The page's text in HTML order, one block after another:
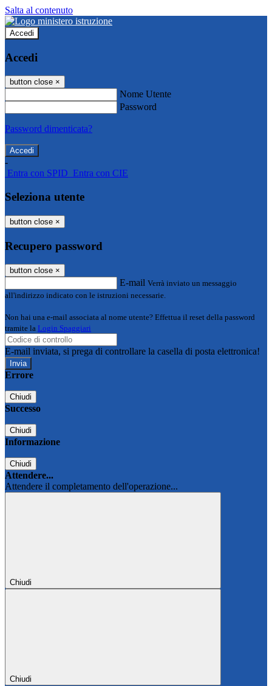
Salta al contenuto
Accedi
Accedi
button close ×
Nome Utente
Password
Password dimenticata?
-
Entra con SPID Entra con CIE
Seleziona utente
button close ×
Recupero password
button close ×
E-mail Verrà inviato un messaggio
all'indirizzo indicato con le istruzioni necessarie.
Non hai una e-mail associata al nome utente? Effettua il reset della password
tramite la Login Spaggiari
E-mail inviata, si prega di controllare la casella di posta elettronica!
Errore
Chiudi
Successo
Chiudi
Informazione
Chiudi
Attendere...
Attendere il completamento dell'operazione...
Chiudi
Chiudi